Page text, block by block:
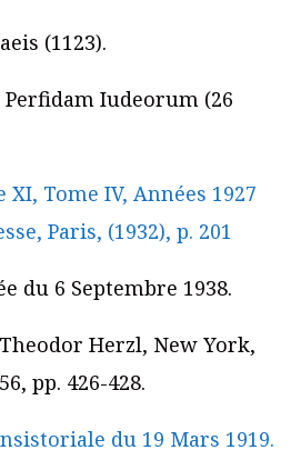
(1123).
Iudeorum (26
XI, Tome IV, Années 1927
Paris, (1932), p. 201
du 6 Septembre 1938.
Herzl, New York,
pp. 426-428.
du 19 Mars 1919.